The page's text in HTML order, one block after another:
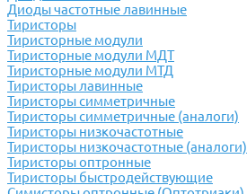
Диоды частотные лавинные
Тиристоры
Тиристорные модули
Тиристорные модули МДТ
Тиристорные модули МТД
Тиристоры лавинные
Тиристоры симметричные
Тиристоры симметричные (аналоги)
Тиристоры низкочастотные
Тиристоры низкочастотные (аналоги)
Тиристоры оптронные
Тиристоры быстродействующие